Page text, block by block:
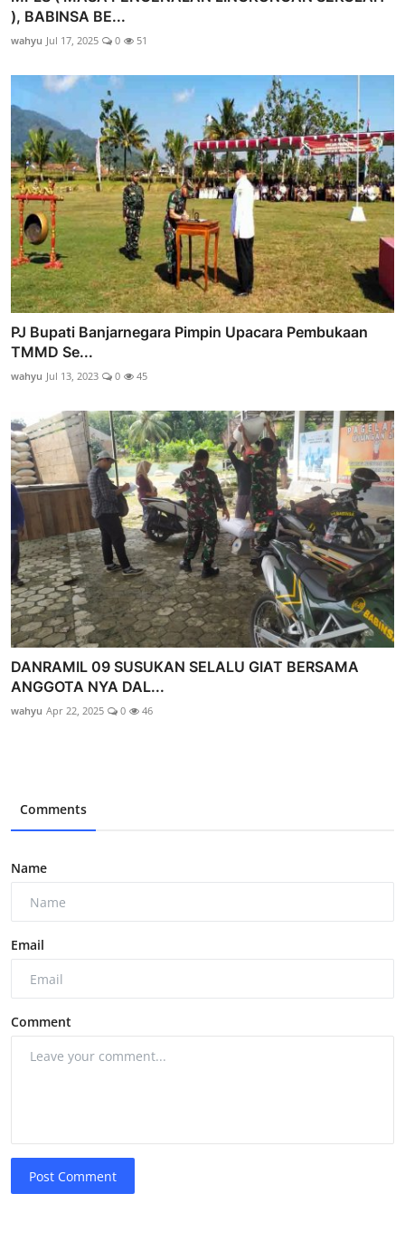
), BABINSA BE...
wahyu Jul 17, 2025 0 51
PJ Bupati Banjarnegara Pimpin Upacara Pembukaan
TMMD Se...
wahyu Jul 13, 2023 0 45
DANRAMIL 09 SUSUKAN SELALU GIAT BERSAMA
ANGGOTA NYA DAL...
wahyu Apr 22, 2025 0 46
Comments
Name
Email
Comment
Post Comment